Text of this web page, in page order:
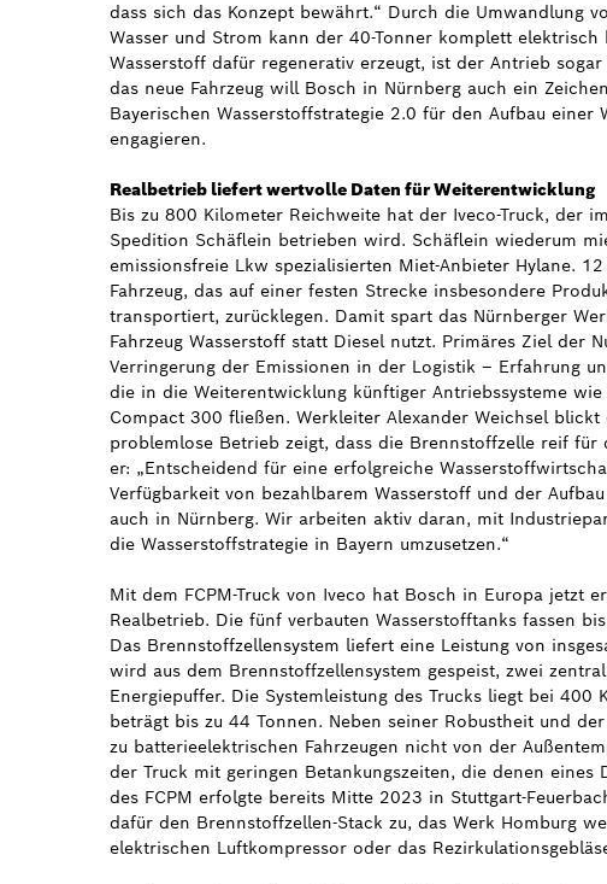
dass sich das Konzept bewährt.“ Durch die Umwandlung
Wasser und Strom kann der 40-Tonner komplett
Wasserstoff dafür regenerativ erzeugt, ist der Antrieb
das neue Fahrzeug will Bosch in Nürnberg auch ein
Bayerischen Wasserstoffstrategie 2.0 für den Aufbau einer
engagieren.
Realbetrieb liefert wertvolle Daten für Weiterentwicklung
Bis zu 800 Kilometer Reichweite hat der Iveco-Truck, der
Spedition Schäflein betrieben wird. Schäflein wiederum
emissionsfreie Lkw spezialisierten Miet-Anbieter Hylane.
Fahrzeug, das auf einer festen Strecke insbesondere
transportiert, zurücklegen. Damit spart das Nürnberger
Fahrzeug Wasserstoff statt Diesel nutzt. Primäres Ziel der
Verringerung der Emissionen in der Logistik – Erfahrung
die in die Weiterentwicklung künftiger Antriebssysteme
Compact 300 fließen. Werkleiter Alexander Weichsel
problemlose Betrieb zeigt, dass die Brennstoffzelle reif für
er: „Entscheidend für eine erfolgreiche
Verfügbarkeit von bezahlbarem Wasserstoff und der
auch in Nürnberg. Wir arbeiten aktiv daran, mit
die Wasserstoffstrategie in Bayern umzusetzen.“
Mit dem FCPM-Truck von Iveco hat Bosch in Europa jetzt
Realbetrieb. Die fünf verbauten Wasserstofftanks fassen
Das Brennstoffzellensystem liefert eine Leistung von
wird aus dem Brennstoffzellensystem gespeist, zwei
Energiepuffer. Die Systemleistung des Trucks liegt bei 400
beträgt bis zu 44 Tonnen. Neben seiner Robustheit und
zu batterieelektrischen Fahrzeugen nicht von der
der Truck mit geringen Betankungszeiten, die denen eines
des FCPM erfolgte bereits Mitte 2023 in Stuttgart-
dafür den Brennstoffzellen-Stack zu, das Werk Homburg
elektrischen Luftkompressor oder das